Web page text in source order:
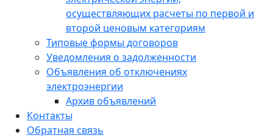
осуществляющих расчеты по первой и
второй ценовым категориям
Типовые формы договоров
Уведомления о задолженности
Объявления об отключениях
электроэнергии
Архив объявлений
Контакты
Обратная связь